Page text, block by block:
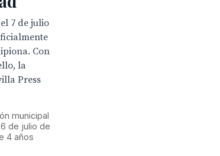
el 7 de julio
Con
la
Press
municipal
de julio de
4 años